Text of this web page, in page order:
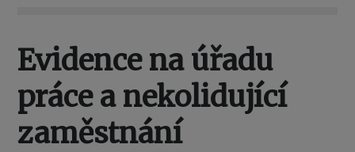
Evidence na úřadu
práce a nekolidující
zaměstnání